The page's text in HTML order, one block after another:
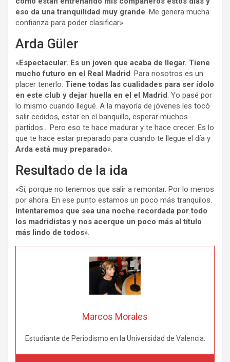
eso da una tranquilidad muy grande. Me genera mucha
confianza para poder clasificar».
Arda Güler
«Espectacular. Es un joven que acaba de llegar. Tiene
mucho futuro en el Real Madrid. Para nosotros es un
placer tenerlo. Tiene todas las cualidades para ser ídolo
en este club y dejar huella en el el Madrid. Yo pasé por
lo mismo cuando llegué. A la mayoría de jóvenes les tocó
salir cedidos, estar en el banquillo, esperar muchos
partidos… Pero eso te hace madurar y te hace crecer. Es lo
que te hace estar preparado para cuando te llegue el día y
Arda está muy preparado».
Resultado de la ida
«Sí, porque no tenemos que salir a remontar. Por lo menos
por ahora. En ese punto estamos un poco más tranquilos.
Intentaremos que sea una noche recordada por todo
los madridistas y nos acerque un poco más al título
más lindo de todos».
Marcos Morales
Estudiante de Periodismo en la Universidad de Valencia.